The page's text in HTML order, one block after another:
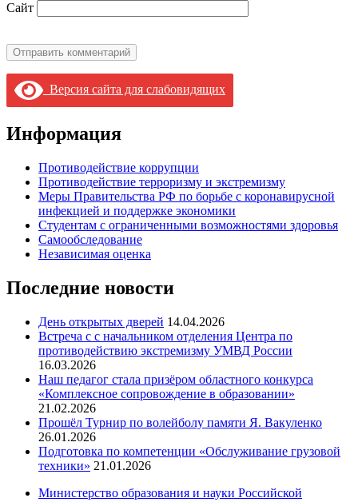
Сайт
Версия сайта для слабовидящих
Информация
Противодействие коррупции
Противодействие терроризму и экстремизму
Меры Правительства РФ по борьбе с коронавирусной
инфекцией и поддержке экономики
Студентам с ограниченными возможностями здоровья
Самообследование
Независимая оценка
Последние новости
День открытых дверей 14.04.2026
Встреча с с начальником отделения Центра по
противодействию экстремизму УМВД России
16.03.2026
Наш педагог стала призёром областного конкурса
«Комплексное сопровождение в образовании»
21.02.2026
Прошёл Турнир по волейболу памяти Я. Вакуленко
26.01.2026
Подготовка по компетенции «Обслуживание грузовой
техники» 21.01.2026
Министерство образования и науки Российской